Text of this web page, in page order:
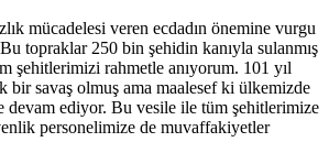
mücadelesi veren ecdadın önemine vurgu
topraklar 250 bin şehidin kanıyla sulanmış
şehitlerimizi rahmetle anıyorum. 101 yıl
bir savaş olmuş ama maalesef ki ülkemizde
devam ediyor. Bu vesile ile tüm şehitlerimize
personelimize de muvaffakiyetler